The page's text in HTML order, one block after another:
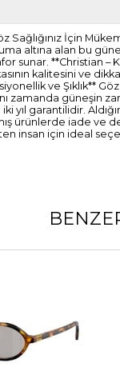
Sağlığınız İçin
altına alan bu
**Christian –
kalitesini
ve Şıklık**
zamanda güneşin
yıl garantilidir.
ürünlerde iade ve
insan için ideal